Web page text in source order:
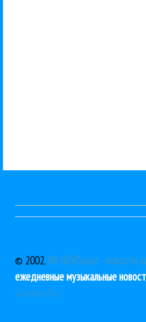
© 2002. ИА NEWSmuz - новости
ежедневные музыкальные
Guruken.Ru